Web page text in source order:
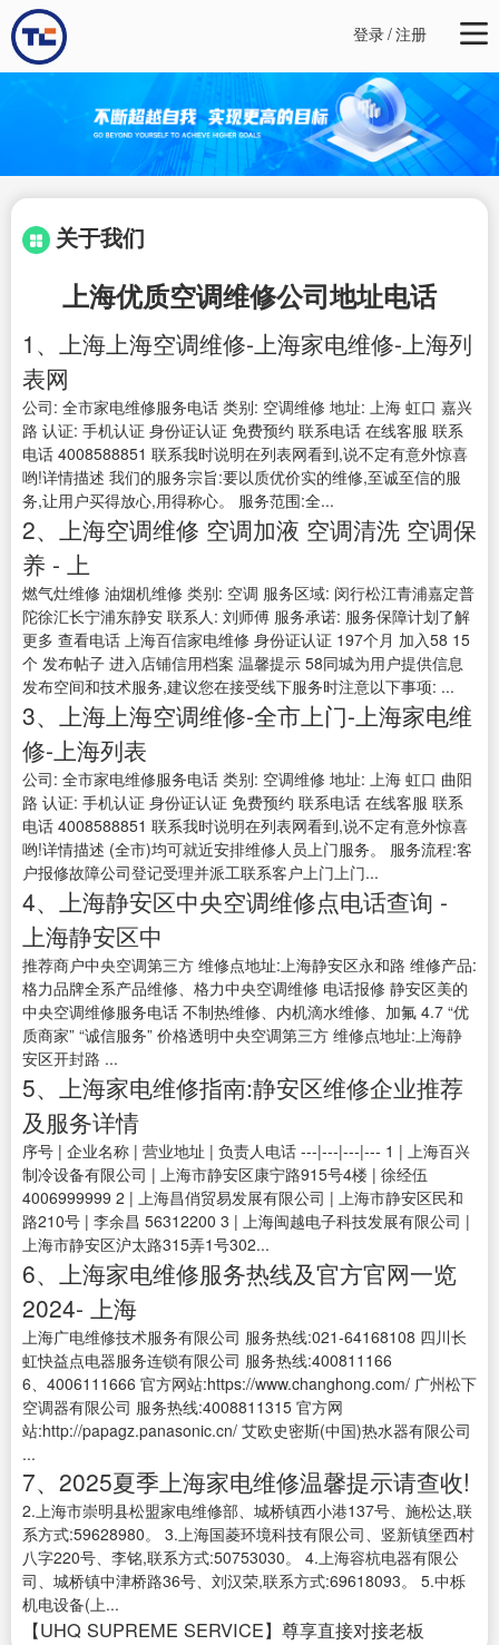
登录/注册
关于我们
上海优质空调维修公司地址电话
1、上海上海空调维修-上海家电维修-上海列
表网
公司: 全市家电维修服务电话 类别: 空调维修 地址: 上海 虹口 嘉兴
路 认证: 手机认证 身份证认证 免费预约 联系电话 在线客服 联系
电话 4008588851 联系我时说明在列表网看到,说不定有意外惊喜
哟!详情描述 我们的服务宗旨:要以质优价实的维修,至诚至信的服
务,让用户买得放心,用得称心。 服务范围:全...
2、上海空调维修 空调加液 空调清洗 空调保
养 - 上
燃气灶维修 油烟机维修 类别: 空调 服务区域: 闵行松江青浦嘉定普
陀徐汇长宁浦东静安 联系人: 刘师傅 服务承诺: 服务保障计划了解
更多 查看电话 上海百信家电维修 身份证认证 197个月 加入58 15
个 发布帖子 进入店铺信用档案 温馨提示 58同城为用户提供信息
发布空间和技术服务,建议您在接受线下服务时注意以下事项: ...
3、上海上海空调维修-全市上门-上海家电维
修-上海列表
公司: 全市家电维修服务电话 类别: 空调维修 地址: 上海 虹口 曲阳
路 认证: 手机认证 身份证认证 免费预约 联系电话 在线客服 联系
电话 4008588851 联系我时说明在列表网看到,说不定有意外惊喜
哟!详情描述 (全市)均可就近安排维修人员上门服务。 服务流程:客
户报修故障公司登记受理并派工联系客户上门上门...
4、上海静安区中央空调维修点电话查询 -
上海静安区中
推荐商户中央空调第三方 维修点地址:上海静安区永和路 维修产品:
格力品牌全系产品维修、格力中央空调维修 电话报修 静安区美的
中央空调维修服务电话 不制热维修、内机滴水维修、加氟 4.7 “优
质商家” “诚信服务” 价格透明中央空调第三方 维修点地址:上海静
安区开封路 ...
5、上海家电维修指南:静安区维修企业推荐
及服务详情
序号 | 企业名称 | 营业地址 | 负责人电话 ---|---|---|--- 1 | 上海百兴
制冷设备有限公司 | 上海市静安区康宁路915号4楼 | 徐经伍
4006999999 2 | 上海昌俏贸易发展有限公司 | 上海市静安区民和
路210号 | 李余昌 56312200 3 | 上海闽越电子科技发展有限公司 |
上海市静安区沪太路315弄1号302...
6、上海家电维修服务热线及官方官网一览
2024- 上海
上海广电维修技术服务有限公司 服务热线:021-64168108 四川长
虹快益点电器服务连锁有限公司 服务热线:400811166
6、4006111666 官方网站:https://www.changhong.com/ 广州松下
空调器有限公司 服务热线:4008811315 官方网
站:http://papagz.panasonic.cn/ 艾欧史密斯(中国)热水器有限公司
...
7、2025夏季上海家电维修温馨提示请查收!
2.上海市崇明县松盟家电维修部、城桥镇西小港137号、施松达,联
系方式:59628980。 3.上海国菱环境科技有限公司、竖新镇堡西村
八字220号、李铭,联系方式:50753030。 4.上海容杭电器有限公
司、城桥镇中津桥路36号、刘汉荣,联系方式:69618093。 5.中栎
机电设备(上...
【UHQ SUPREME SERVICE】尊享直接对接老板